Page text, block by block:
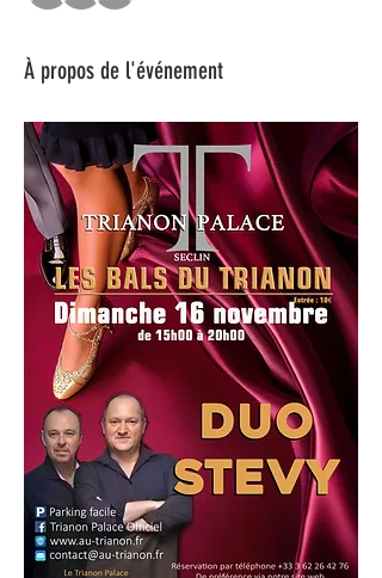
À propos de l'événement